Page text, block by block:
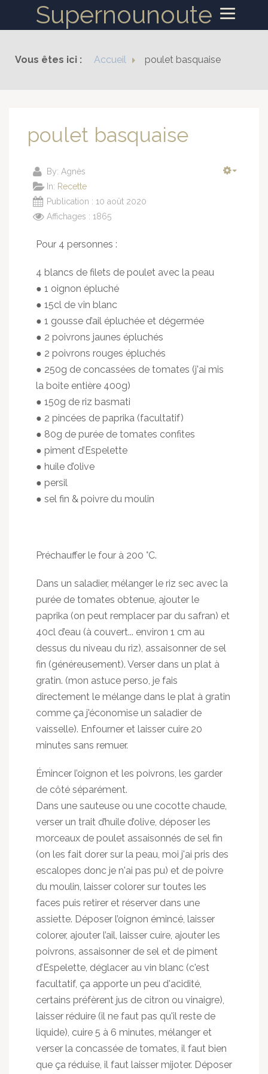
Supernounoute
Vous êtes ici : Accueil poulet basquaise
poulet basquaise
By: Agnès
In: Recette
Publication : 10 août 2020
Affichages : 1865
Pour 4 personnes :
4 blancs de filets de poulet avec la peau
● 1 oignon épluché
● 15cl de vin blanc
● 1 gousse d’ail épluchée et dégermée
● 2 poivrons jaunes épluchés
● 2 poivrons rouges épluchés
● 250g de concassées de tomates (j'ai mis
la boite entière 400g)
● 150g de riz basmati
● 2 pincées de paprika (facultatif)
● 80g de purée de tomates confites
● piment d’Espelette
● huile d’olive
● persil
● sel fin & poivre du moulin
Préchauffer le four à 200 °C.
Dans un saladier, mélanger le riz sec avec la
purée de tomates obtenue, ajouter le
paprika (on peut remplacer par du safran) et
40cl d’eau (à couvert... environ 1 cm au
dessus du niveau du riz), assaisonner de sel
fin (généreusement). Verser dans un plat à
gratin. (mon astuce perso, je fais
directement le mélange dans le plat à gratin
comme ça j'économise un saladier de
vaisselle). Enfourner et laisser cuire 20
minutes sans remuer.
Émincer l’oignon et les poivrons, les garder
de côté séparément.
Dans une sauteuse ou une cocotte chaude,
verser un trait d’huile d’olive, déposer les
morceaux de poulet assaisonnés de sel fin
(on les fait dorer sur la peau, moi j'ai pris des
escalopes donc je n'ai pas pu) et de poivre
du moulin, laisser colorer sur toutes les
faces puis retirer et réserver dans une
assiette. Déposer l’oignon émincé, laisser
colorer, ajouter l’ail, laisser cuire, ajouter les
poivrons, assaisonner de sel et de piment
d’Espelette, déglacer au vin blanc (c'est
facultatif, ça apporte un peu d'acidité,
certains préfèrent jus de citron ou vinaigre),
laisser réduire (il ne faut pas qu'il reste de
liquide), cuire 5 à 6 minutes, mélanger et
verser la concassée de tomates, il faut bien
que ça réduise, il faut laisser mijoter. Déposer